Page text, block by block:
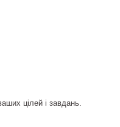
цілей і завдань.